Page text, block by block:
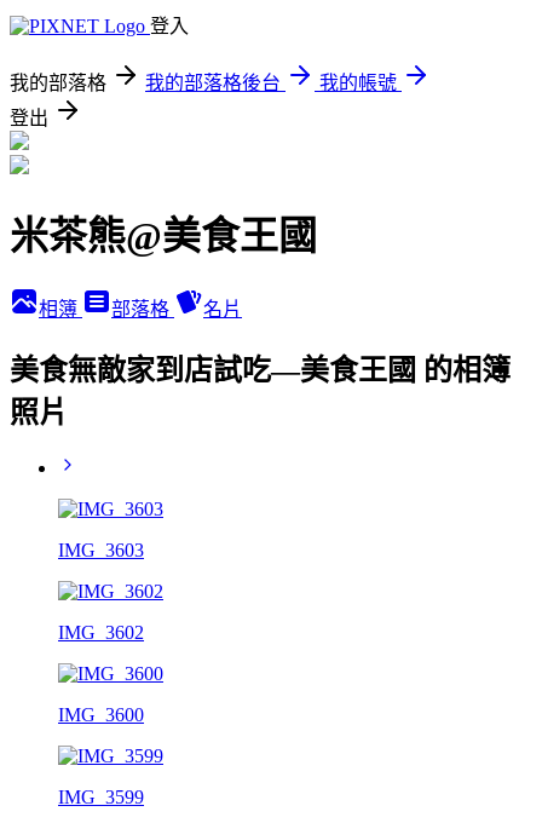
登入
我的部落格 我的部落格後台
我的帳號
登出
米茶熊@美食王國
相簿 部落格 名片
美食無敵家到店試吃—美食王國 的相簿
照片
IMG_3603
IMG_3602
IMG_3600
IMG_3599